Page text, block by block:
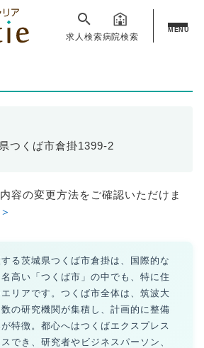
求人検索病院検索
MENU
つくば市倉掛1399-2
容の変更方法をご確認いただけま
る茨城県つくば市倉掛は、国際的な
高い「つくば市」の中でも、特に住
リアです。つくば市全体は、筑波大
の研究機関が集積し、計画的に整備
特徴。都心へはつくばエクスプレス
でき、研究者やビジネスパーソン、